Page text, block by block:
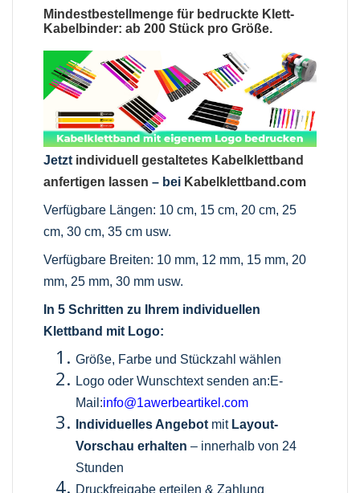
Mindestbestellmenge für bedruckte Klett-
Kabelbinder: ab 200 Stück pro Größe.
Jetzt individuell gestaltetes Kabelklettband
anfertigen lassen – bei Kabelklettband.com
Verfügbare Längen: 10 cm, 15 cm, 20 cm, 25
cm, 30 cm, 35 cm usw.
Verfügbare Breiten: 10 mm, 12 mm, 15 mm, 20
mm, 25 mm, 30 mm usw.
In 5 Schritten zu Ihrem individuellen
Klettband mit Logo:
Größe, Farbe und Stückzahl wählen
Logo oder Wunschtext senden an:E-
Mail:info@1awerbeartikel.com
Individuelles Angebot mit Layout-
Vorschau erhalten – innerhalb von 24
Stunden
Druckfreigabe erteilen & Zahlung